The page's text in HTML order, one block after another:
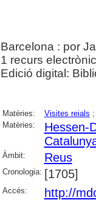
Barcelona : por
1 recurs electrònic
Edició digital:
Matèries: Visites reials ;
Matèries:
Hessen-
Àmbit: Reus
Cronologia: [1705]
Accés: http://